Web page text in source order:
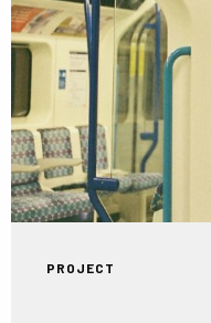
PROJECT
London
Underground